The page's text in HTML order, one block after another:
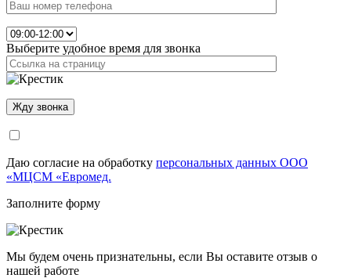
Выберите удобное время для звонка
Даю согласие на обработку персональных данных ООО
«МЦСМ «Евромед.
Заполните форму
Мы будем очень признательны, если Вы оставите отзыв о
нашей работе